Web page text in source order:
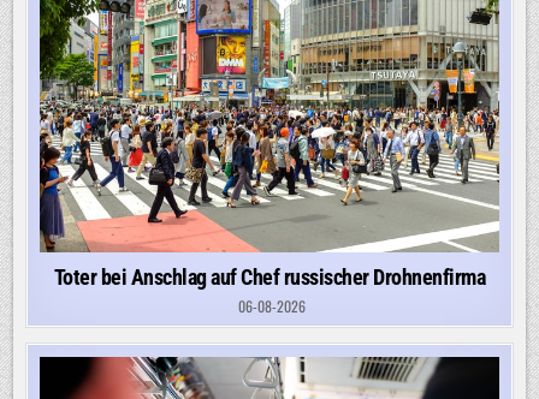
Toter bei Anschlag auf Chef russischer Drohnenfirma
06-08-2026